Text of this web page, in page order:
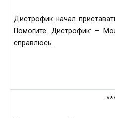
Дистрофик начал
Помогите. Дистрофик: —
справлюсь…